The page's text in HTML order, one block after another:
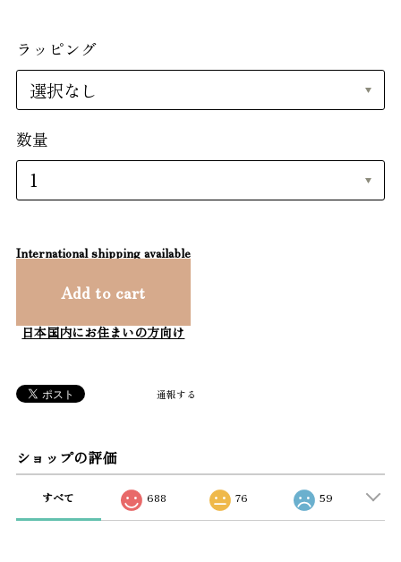
ラッピング
数量
International shipping available
Add to cart
日本国内にお住まいの方向け
通報する
ショップの評価
すべて 688 76 59